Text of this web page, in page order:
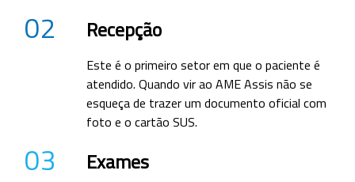
02 Recepção
Este é o primeiro setor em que o paciente é
atendido. Quando vir ao AME Assis não se
esqueça de trazer um documento oficial com
foto e o cartão SUS.
03 Exames